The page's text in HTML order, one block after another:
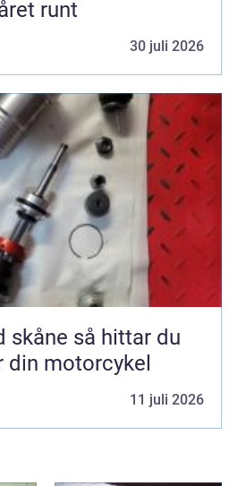
runt
30 juli 2026
hittar du
motorcykel
11 juli 2026